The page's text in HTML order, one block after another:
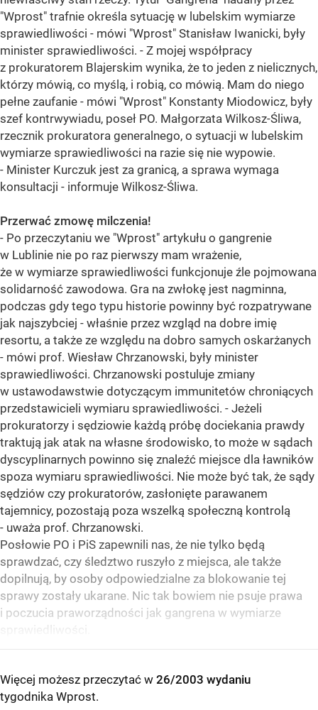
"Wprost" trafnie określa sytuację w lubelskim wymiarze
sprawiedliwości - mówi "Wprost" Stanisław Iwanicki, były
minister sprawiedliwości. - Z mojej współpracy
z prokuratorem Blajerskim wynika, że to jeden z nielicznych,
którzy mówią, co myślą, i robią, co mówią. Mam do niego
pełne zaufanie - mówi "Wprost" Konstanty Miodowicz, były
szef kontrwywiadu, poseł PO. Małgorzata Wilkosz-Śliwa,
rzecznik prokuratora generalnego, o sytuacji w lubelskim
wymiarze sprawiedliwości na razie się nie wypowie.
- Minister Kurczuk jest za granicą, a sprawa wymaga
konsultacji - informuje Wilkosz-Śliwa.
Przerwać zmowę milczenia!
- Po przeczytaniu we "Wprost" artykułu o gangrenie
w Lublinie nie po raz pierwszy mam wrażenie,
że w wymiarze sprawiedliwości funkcjonuje źle pojmowana
solidarność zawodowa. Gra na zwłokę jest nagminna,
podczas gdy tego typu historie powinny być rozpatrywane
jak najszybciej - właśnie przez wzgląd na dobre imię
resortu, a także ze względu na dobro samych oskarżanych
- mówi prof. Wiesław Chrzanowski, były minister
sprawiedliwości. Chrzanowski postuluje zmiany
w ustawodawstwie dotyczącym immunitetów chroniących
przedstawicieli wymiaru sprawiedliwości. - Jeżeli
prokuratorzy i sędziowie każdą próbę dociekania prawdy
traktują jak atak na własne środowisko, to może w sądach
dyscyplinarnych powinno się znaleźć miejsce dla ławników
spoza wymiaru sprawiedliwości. Nie może być tak, że sądy
sędziów czy prokuratorów, zasłonięte parawanem
tajemnicy, pozostają poza wszelką społeczną kontrolą
- uważa prof. Chrzanowski.
Posłowie PO i PiS zapewnili nas, że nie tylko będą
sprawdzać, czy śledztwo ruszyło z miejsca, ale także
dopilnują, by osoby odpowiedzialne za blokowanie tej
sprawy zostały ukarane. Nic tak bowiem nie psuje prawa
i poczucia praworządności jak gangrena w wymiarze
Więcej możesz przeczytać w 26/2003 wydaniu
tygodnika Wprost.